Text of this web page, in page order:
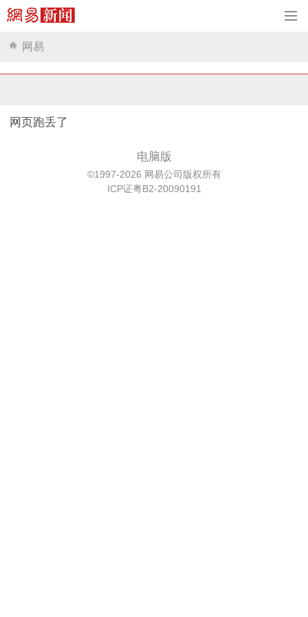
网易
网页跑丢了
电脑版
©1997-2026 网易公司版权所有
ICP证粤B2-20090191